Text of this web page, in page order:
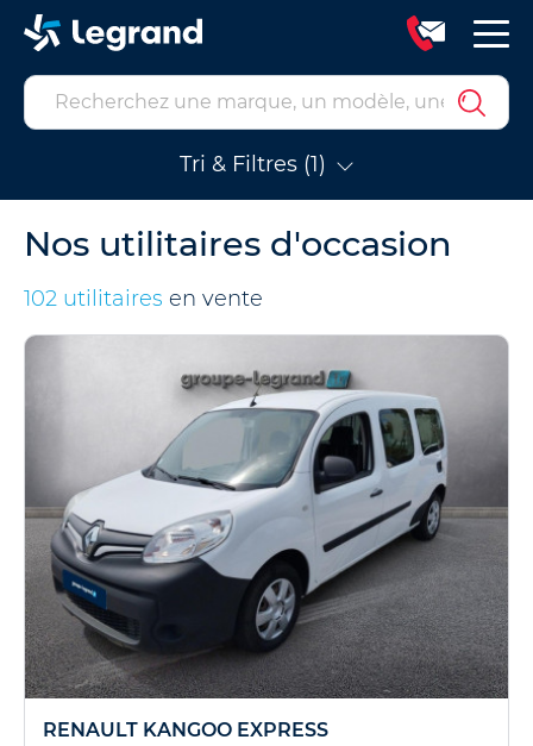
Tri & Filtres (1)
Nos utilitaires d'occasion
102 utilitaires en vente
RENAULT KANGOO EXPRESS